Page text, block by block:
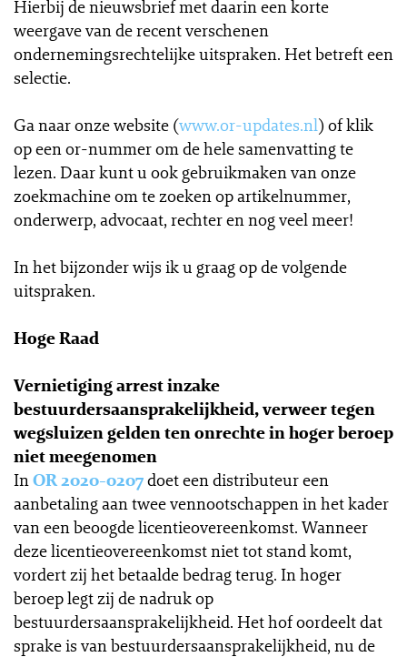
Hierbij de nieuwsbrief met daarin een korte
weergave van de recent verschenen
ondernemingsrechtelijke uitspraken. Het betreft een
selectie.
Ga naar onze website (www.or-updates.nl) of klik
op een or-nummer om de hele samenvatting te
lezen. Daar kunt u ook gebruikmaken van onze
zoekmachine om te zoeken op artikelnummer,
onderwerp, advocaat, rechter en nog veel meer!
In het bijzonder wijs ik u graag op de volgende
uitspraken.
Hoge Raad
Vernietiging arrest inzake
bestuurdersaansprakelijkheid, verweer tegen
wegsluizen gelden ten onrechte in hoger beroep
niet meegenomen
InOR 2020-0207doet een distributeur een
aanbetaling aan twee vennootschappen in het kader
van een beoogde licentieovereenkomst. Wanneer
deze licentieovereenkomst niet tot stand komt,
vordert zij het betaalde bedrag terug. In hoger
beroep legt zij de nadruk op
bestuurdersaansprakelijkheid. Het hof oordeelt dat
sprake is van bestuurdersaansprakelijkheid, nu de